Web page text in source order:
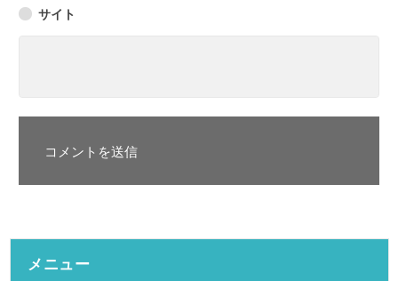
サイト
メニュー